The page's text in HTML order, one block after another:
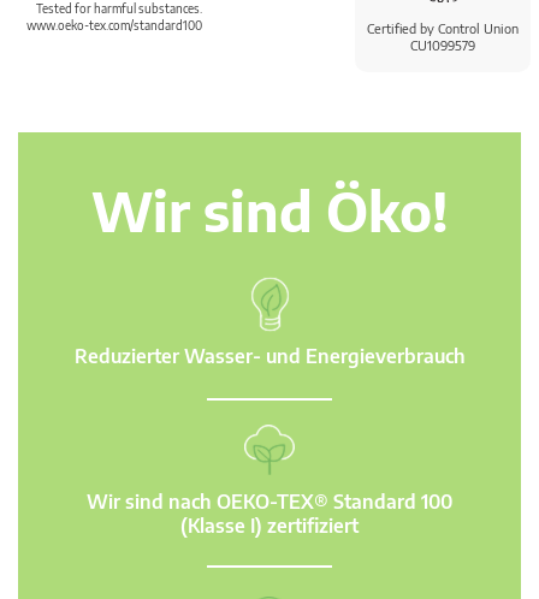
Tested for harmful substances.
www.oeko-tex.com/standard100
Certified by Control Union
CU1099579
Wir sind Öko!
Reduzierter Wasser- und Energieverbrauch
Wir sind nach OEKO-TEX® Standard 100
(Klasse I) zertifiziert